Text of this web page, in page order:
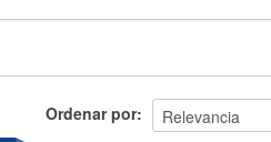
Ordenar por